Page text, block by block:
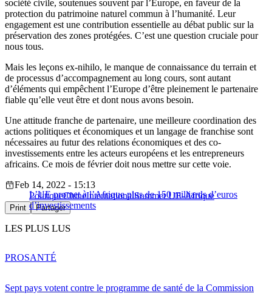
société civile, soutenues souvent par l’Europe, en faveur de la
protection du patrimoine naturel commun à l’humanité. Leur
engagement est une contribution essentielle au débat public sur la
préservation des zones protégées. C’est une question cruciale pour
nous tous.
Mais les leçons ex-nihilo, le manque de connaissance du terrain et
de processus d’accompagnement au long cours, sont autant
d’éléments qui empêchent l’Europe d’être pleinement le partenaire
fiable qu’elle veut être et dont nous avons besoin.
Une attitude franche de partenaire, une meilleure coordination des
actions politiques et économiques et un langage de franchise sont
nécessaires au futur des relations économiques et des co-
investissements entre les acteurs européens et les entrepreneurs
africains. Ce mois de février doit nous mettre sur cette voie.
L’UE promet à l’Afrique plus de 150 milliards d’euros
d’investissements
Feb 14, 2022 - 15:13
PolitiqueChineInternationalSommet UE-Afrique
Print Partager
LES PLUS LUS
Sept pays votent contre le programme de santé de la Commission
PROSANTÉ